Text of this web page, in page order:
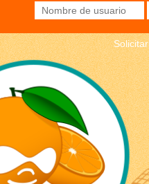
Nombre de usuario*